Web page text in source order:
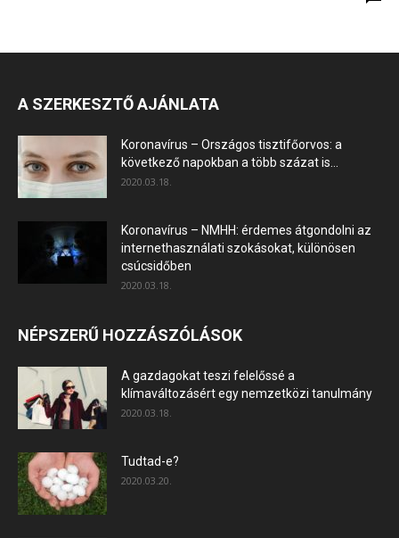
A SZERKESZTŐ AJÁNLATA
Koronavírus – Országos tisztifőorvos: a
következő napokban a több százat is...
2020.03.18.
Koronavírus – NMHH: érdemes átgondolni az
internethasználati szokásokat, különösen
csúcsidőben
2020.03.18.
NÉPSZERŰ HOZZÁSZÓLÁSOK
A gazdagokat teszi felelőssé a
klímaváltozásért egy nemzetközi tanulmány
2020.03.18.
Tudtad-e?
2020.03.20.